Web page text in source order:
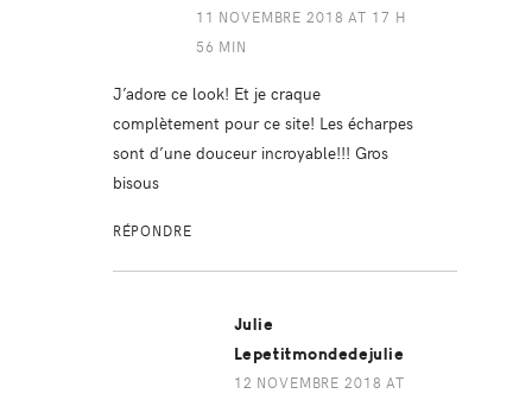
11 NOVEMBRE 2018 AT 17 H
56 MIN
J’adore ce look! Et je craque
complètement pour ce site! Les écharpes
sont d’une douceur incroyable!!! Gros
bisous
RÉPONDRE
Julie
Lepetitmondedejulie
12 NOVEMBRE 2018 AT